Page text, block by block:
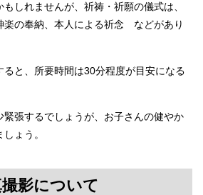
しれませんが、祈祷・祈願の儀式は、
楽の奉納、本人による祈念 などがあり
ると、所要時間は30分程度が目安になる
緊張するでしょうが、お子さんの健やか
ょう。
影について